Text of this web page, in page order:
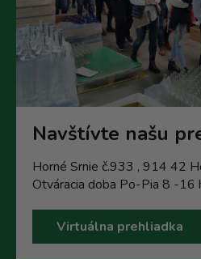
Navštívte našu
Horné Srnie č.933 , 914 42
Otváracia doba Po-Pia 8 -16
Virtuálna prehliadka